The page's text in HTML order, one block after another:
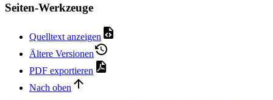
Seiten-Werkzeuge
Quelltext anzeigen
Ältere Versionen
PDF exportieren
Nach oben